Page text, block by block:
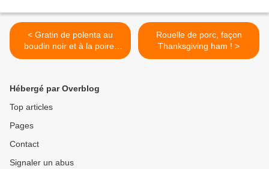
< Gratin de polenta au
boudin noir et à la poire,
façon parmentier
Rouelle de porc, façon
Thanksgiving ham ! >
Hébergé par Overblog
Top articles
Pages
Contact
Signaler un abus